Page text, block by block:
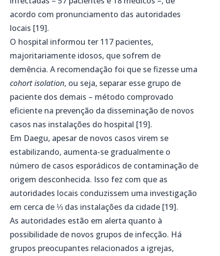
acordo com pronunciamento das autoridades
locais [19].
O hospital informou ter 117 pacientes,
majoritariamente idosos, que sofrem de
demência. A recomendação foi que se fizesse uma
cohort isolation, ou seja, separar esse grupo de
paciente dos demais – método comprovado
eficiente na prevenção da disseminação de novos
casos nas instalações do hospital [19].
Em Daegu, apesar de novos casos virem se
estabilizando, aumenta-se gradualmente o
número de casos esporádicos de contaminação de
origem desconhecida. Isso fez com que as
autoridades locais conduzissem uma investigação
em cerca de ⅓ das instalações da cidade [19].
As autoridades estão em alerta quanto à
possibilidade de novos grupos de infecção. Há
grupos preocupantes relacionados a igrejas,